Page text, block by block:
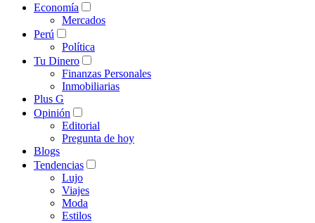
Economía
Mercados
Perú
Política
Tu Dinero
Finanzas Personales
Inmobiliarias
Plus G
Opinión
Editorial
Pregunta de hoy
Blogs
Tendencias
Lujo
Viajes
Moda
Estilos